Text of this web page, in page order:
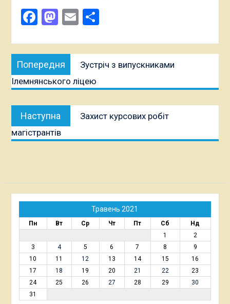
Facebook
Mastodon
EmailПоділитися
Навігація
записів
Попередня
публікація:
Зустріч з випускниками
Ілемнянського ліцею
Наступна
публікація:
Захист курсових робіт
магістрантів
Травень 2021
Пн Вт Ср Чт Пт Сб
Нд
1
2
3
4 5 6 7 8
9
10
11 12 13 14 15
16
17
18 19 20 21 22
23
24
25 26 27 28 29
30
31